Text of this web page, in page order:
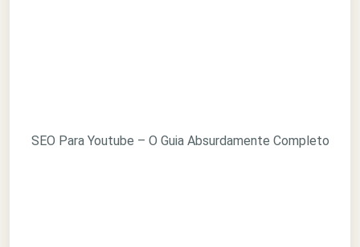
SEO Para Youtube – O Guia Absurdamente Completo